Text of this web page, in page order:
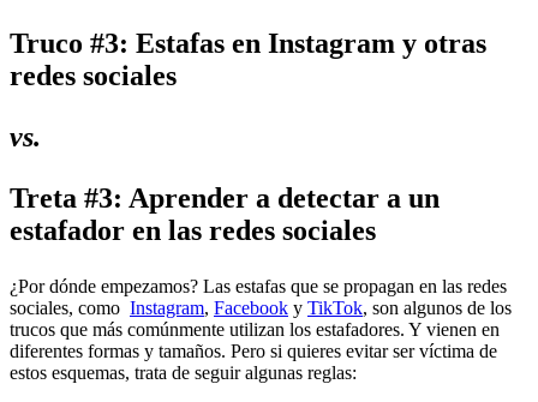
Truco #3: Estafas en Instagram y otras
redes sociales
vs.
Treta #3: Aprender a detectar a un
estafador en las redes sociales
¿Por dónde empezamos? Las estafas que se propagan en las redes
sociales, como Instagram, Facebook y TikTok, son algunos de los
trucos que más comúnmente utilizan los estafadores. Y vienen en
diferentes formas y tamaños. Pero si quieres evitar ser víctima de
estos esquemas, trata de seguir algunas reglas: